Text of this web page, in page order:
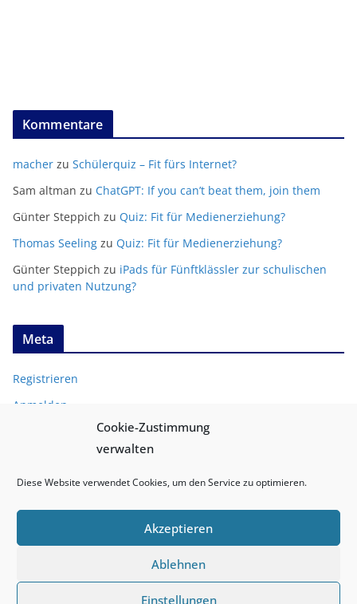
Cookie-Zustimmung
verwalten
Diese Website verwendet Cookies, um den Service zu optimieren.
Akzeptieren
Ablehnen
Einstellungen
Kommentare
macher zu Schülerquiz – Fit fürs Internet?
Sam altman zu ChatGPT: If you can’t beat them, join them
Günter Steppich zu Quiz: Fit für Medienerziehung?
Thomas Seeling zu Quiz: Fit für Medienerziehung?
Günter Steppich zu iPads für Fünftklässler zur schulischen
und privaten Nutzung?
Meta
Registrieren
Anmelden
Copyright © 2026
. Alle Rechte vorbehalten.